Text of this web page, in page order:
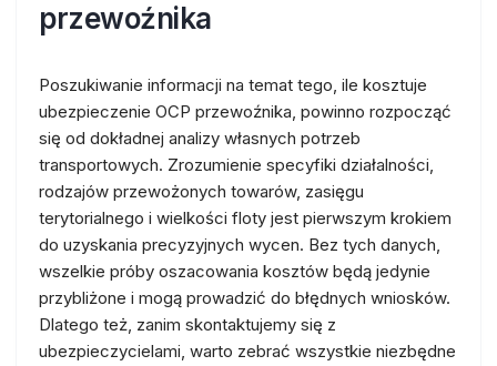
przewoźnika
Poszukiwanie informacji na temat tego, ile kosztuje
ubezpieczenie OCP przewoźnika, powinno rozpocząć
się od dokładnej analizy własnych potrzeb
transportowych. Zrozumienie specyfiki działalności,
rodzajów przewożonych towarów, zasięgu
terytorialnego i wielkości floty jest pierwszym krokiem
do uzyskania precyzyjnych wycen. Bez tych danych,
wszelkie próby oszacowania kosztów będą jedynie
przybliżone i mogą prowadzić do błędnych wniosków.
Dlatego też, zanim skontaktujemy się z
ubezpieczycielami, warto zebrać wszystkie niezbędne